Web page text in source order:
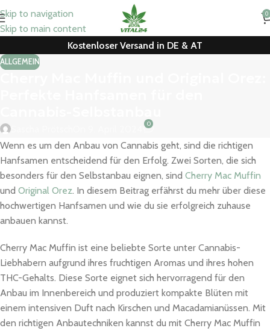
Skip to navigation
Skip to main content
0
Kostenloser Versand in DE & AT
ALLGEMEIN
0
Wenn es um den Anbau von Cannabis geht, sind die richtigen
Hanfsamen entscheidend für den Erfolg. Zwei Sorten, die sich
besonders für den Selbstanbau eignen, sind Cherry Mac Muffin
und Original Orez. In diesem Beitrag erfährst du mehr über diese
hochwertigen Hanfsamen und wie du sie erfolgreich zuhause
anbauen kannst.
Cherry Mac Muffin ist eine beliebte Sorte unter Cannabis-
Liebhabern aufgrund ihres fruchtigen Aromas und ihres hohen
THC-Gehalts. Diese Sorte eignet sich hervorragend für den
Anbau im Innenbereich und produziert kompakte Blüten mit
einem intensiven Duft nach Kirschen und Macadamianüssen. Mit
den richtigen Anbautechniken kannst du mit Cherry Mac Muffin